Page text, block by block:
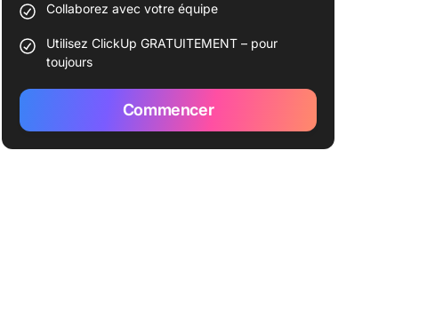
Collaborez avec votre équipe
Utilisez ClickUp GRATUITEMENT – pour
toujours
Commencer